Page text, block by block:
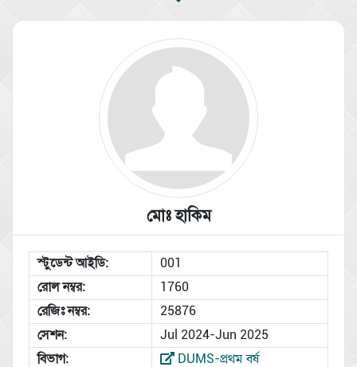
মোঃ হাকিম
স্টুডেন্ট আইডি:
001
রোল নম্বর:
1760
রেজিঃ নম্বর:
25876
সেশন:
Jul 2024-Jun 2025
বিভাগ:
DUMS-প্রথম বর্ষ